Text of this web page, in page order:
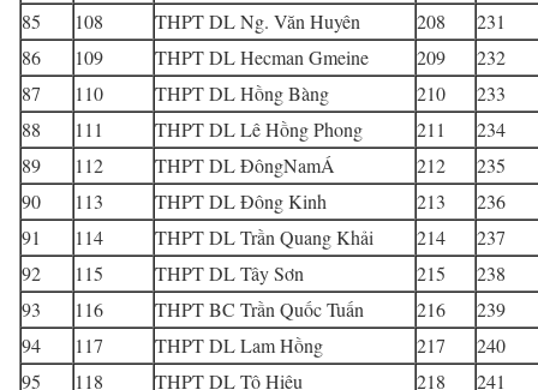
85
108 THPT DL Ng. Văn Huyên 208
231
86
109 THPT DL Hecman Gmeine 209
232
87
110 THPT DL Hồng Bàng 210
233
88
111 THPT DL Lê Hồng Phong 211
234
89
112 THPT DL ĐôngNamÁ 212
235
90
113 THPT DL Đông Kinh 213
236
91
114 THPT DL Trần Quang Khải 214
237
92
115 THPT DL Tây Sơn 215
238
93
116 THPT BC Trần Quốc Tuấn 216
239
94
117 THPT DL Lam Hồng 217
240
95
118 THPT DL Tô Hiệu 218
241